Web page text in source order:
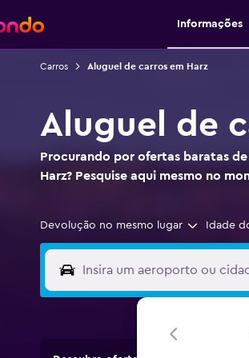
Informações
Carros Aluguel de carros em Harz
Aluguel de
Procurando por ofertas baratas
Harz? Pesquise aqui mesmo no
Devolução no mesmo lugar Idade